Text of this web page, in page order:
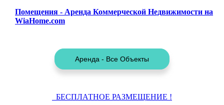
Помещения - Аренда Коммерческой Недвижимости на
WiaHome.com
БЕСПЛАТНОЕ РАЗМЕЩЕНИЕ !